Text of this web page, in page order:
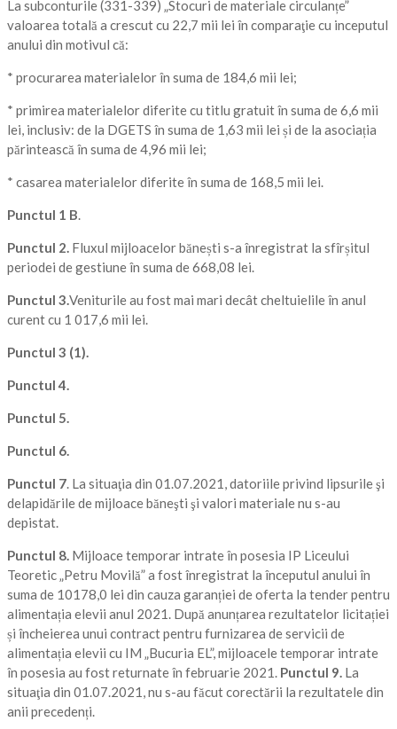
La subconturile (331-339) „Stocuri de materiale circulanțe”
valoarea totală a crescut cu 22,7 mii lei în comparaţie cu inceputul
anului din motivul că:
* procurarea materialelor în suma de 184,6 mii lei;
* primirea materialelor diferite cu titlu gratuit în suma de 6,6 mii
lei, inclusiv: de la DGETS în suma de 1,63 mii lei și de la asociația
părintească în suma de 4,96 mii lei;
* casarea materialelor diferite în suma de 168,5 mii lei.
Punctul 1 B.
Punctul 2. Fluxul mijloacelor bănești s-a înregistrat la sfîrșitul
periodei de gestiune în suma de 668,08 lei.
Punctul 3.Veniturile au fost mai mari decât cheltuielile în anul
curent cu 1 017,6 mii lei.
Punctul 3 (1).
Punctul 4.
Punctul 5.
Punctul 6.
Punctul 7. La situaţia din 01.07.2021, datoriile privind lipsurile şi
delapidările de mijloace băneşti şi valori materiale nu s-au
depistat.
Punctul 8. Mijloace temporar intrate în posesia IP Liceului
Teoretic „Petru Movilă” a fost înregistrat la începutul anului în
suma de 10178,0 lei din cauza garanției de oferta la tender pentru
alimentația elevii anul 2021. După anunțarea rezultatelor licitației
și încheierea unui contract pentru furnizarea de servicii de
alimentația elevii cu IM „Bucuria EL”, mijloacele temporar intrate
în posesia au fost returnate în februarie 2021. Punctul 9. La
situaţia din 01.07.2021, nu s-au făcut corectării la rezultatele din
anii precedenți.